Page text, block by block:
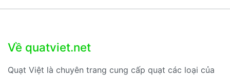
Về quatviet.net
Quạt Việt là chuyên trang cung cấp quạt các loại của